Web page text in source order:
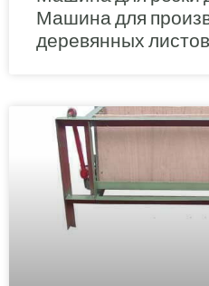
Машина для
деревянных листов